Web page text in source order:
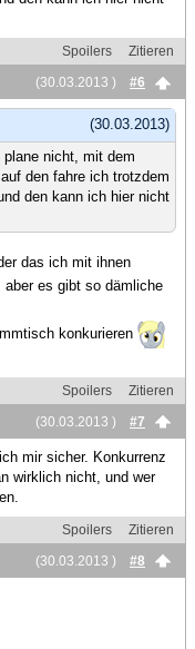
Spoilers
Zitieren
(30.03.2013 )
#6
(30.03.2013)
nicht, mit dem
den fahre ich trotzdem
den kann ich hier nicht
das ich mit ihnen
, aber es gibt so dämliche
konkurieren
Spoilers
Zitieren
(30.03.2013 )
#7
mir sicher. Konkurrenz
wirklich nicht, und wer
Spoilers
Zitieren
(30.03.2013 )
#8